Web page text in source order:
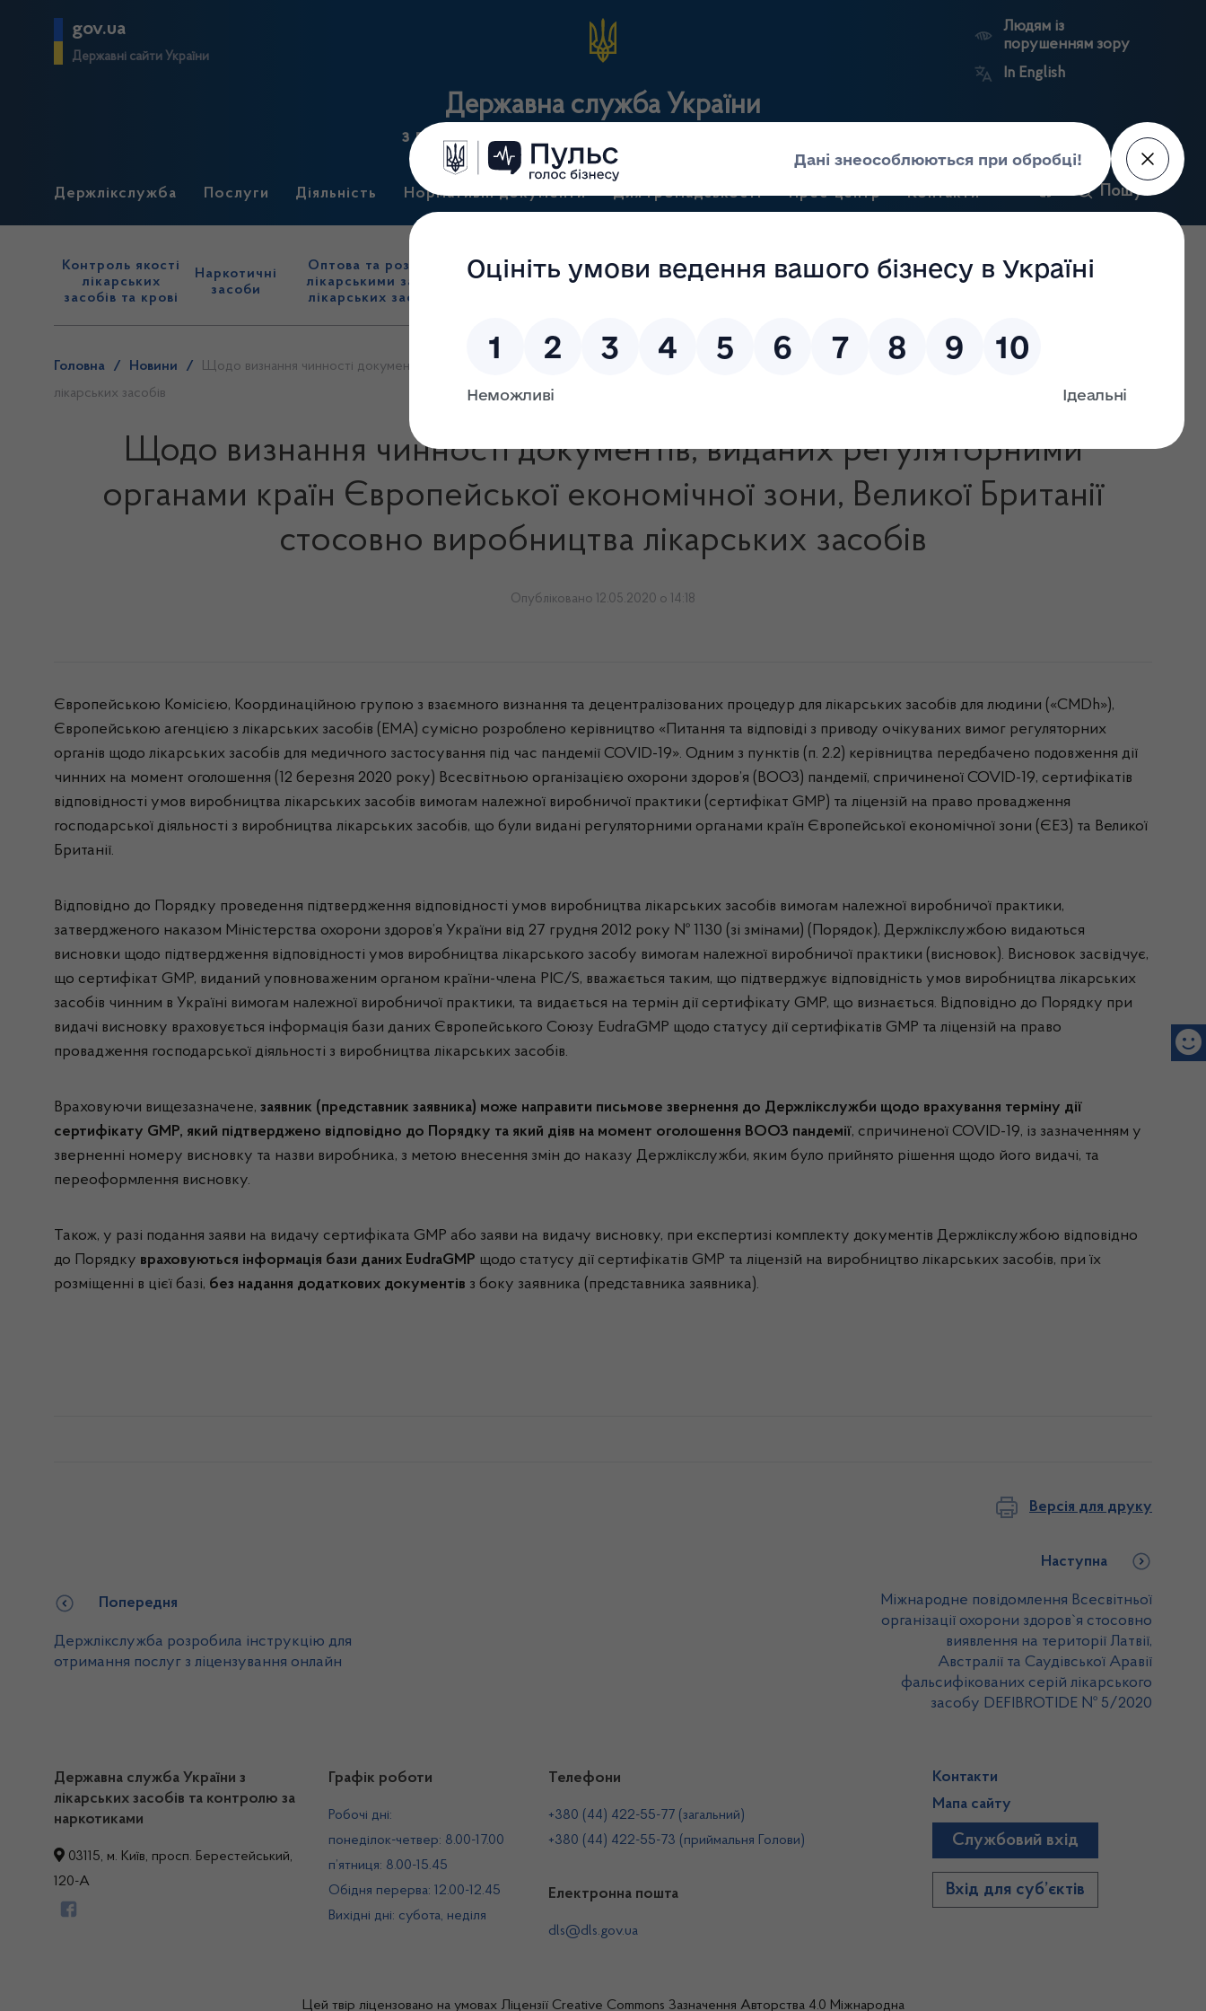
gov.ua
Державні сайти України
Державна служба України
з лікарських засобів та контролю за наркотиками
Людям із
порушенням зору
In English
Держлікслужба Послуги Діяльність Нормативні документи Для громадськості Прес-центр Контакти Пошук
Контроль якості
лікарських
засобів та крові
Наркотичні
засоби
Оптова та роздрібна торгівля
лікарськими засобами, імпорт
лікарських засобів (крім АФІ)
Державний
нагляд
виробництва лікарських
Ринковий
Державні
Антикорупційний
портал
Головна / Новини /
Щодо визнання чинності документів, виданих регуляторними органами країн Європейської економічної зони, Великої Британії стосовно виробництва
лікарських засобів
Щодо визнання чинності документів, виданих регуляторними
органами країн Європейської економічної зони, Великої Британії
стосовно виробництва лікарських засобів
Опубліковано 12.05.2020 о 14:18
Європейською Комісією, Координаційною групою з взаємного визнання та децентралізованих процедур для лікарських засобів для людини («CMDh»),
Європейською агенцією з лікарських засобів (EMA) сумісно розроблено керівництво «Питання та відповіді з приводу очікуваних вимог регуляторних
органів щодо лікарських засобів для медичного застосування під час пандемії COVID-19». Одним з пунктів (п. 2.2) керівництва передбачено подовження дії
чинних на момент оголошення (12 березня 2020 року) Всесвітньою організацією охорони здоров’я (ВООЗ) пандемії, спричиненої COVID-19, сертифікатів
відповідності умов виробництва лікарських засобів вимогам належної виробничої практики (сертифікат GMP) та ліцензій на право провадження
господарської діяльності з виробництва лікарських засобів, що були видані регуляторними органами країн Європейської економічної зони (ЄЕЗ) та Великої
Британії.
Відповідно до Порядку проведення підтвердження відповідності умов виробництва лікарських засобів вимогам належної виробничої практики,
затвердженого наказом Міністерства охорони здоров’я України від 27 грудня 2012 року № 1130 (зі змінами) (Порядок), Держлікслужбою видаються
висновки щодо підтвердження відповідності умов виробництва лікарського засобу вимогам належної виробничої практики (висновок). Висновок засвідчує,
що сертифікат GMP, виданий уповноваженим органом країни-члена PIC/S, вважається таким, що підтверджує відповідність умов виробництва лікарських
засобів чинним в Україні вимогам належної виробничої практики, та видається на термін дії сертифікату GMP, що визнається. Відповідно до Порядку при
видачі висновку враховується інформація бази даних Європейського Союзу EudraGMP щодо статусу дії сертифікатів GMP та ліцензій на право
провадження господарської діяльності з виробництва лікарських засобів.
Враховуючи вищезазначене, заявник (представник заявника) може направити письмове звернення до Держлікслужби щодо врахування терміну дії
сертифікату GMP, який підтверджено відповідно до Порядку та який діяв на момент оголошення ВООЗ пандемії, спричиненої COVID-19, із зазначенням у
зверненні номеру висновку та назви виробника, з метою внесення змін до наказу Держлікслужби, яким було прийнято рішення щодо його видачі, та
переоформлення висновку.
Також, у разі подання заяви на видачу сертифіката GMP або заяви на видачу висновку, при експертизі комплекту документів Держлікслужбою відповідно
до Порядку враховуються інформація бази даних EudraGMP щодо статусу дії сертифікатів GMP та ліцензій на виробництво лікарських засобів, при їх
розміщенні в цієї базі, без надання додаткових документів з боку заявника (представника заявника).
Версія для друку
Попередня
Держлікслужба розробила інструкцію для
отримання послуг з ліцензування онлайн
Наступна
Міжнародне повідомлення Всесвітньої
організації охорони здоров`я стосовно
виявлення на території Латвії,
Австралії та Саудівської Аравії
фальсифікованих серій лікарського
засобу DEFIBROTIDE № 5/2020
Державна служба України з
лікарських засобів та контролю за
наркотиками
03115, м. Київ, просп. Берестейський,
120-А
Графік роботи
Робочі дні:
понеділок-четвер: 8.00-17.00
п’ятниця: 8.00-15.45
Обідня перерва: 12.00-12.45
Вихідні дні: субота, неділя
Телефони
+380 (44) 422-55-77 (загальний)
+380 (44) 422-55-73 (приймальня Голови)
Електронна пошта
dls@dls.gov.ua
Контакти
Мапа сайту
Службовий вхід
Вхід для суб’єктів
Цей твір ліцензовано на умовах Ліцензії Creative Commons Зазначення Авторства 4.0 Міжнародна